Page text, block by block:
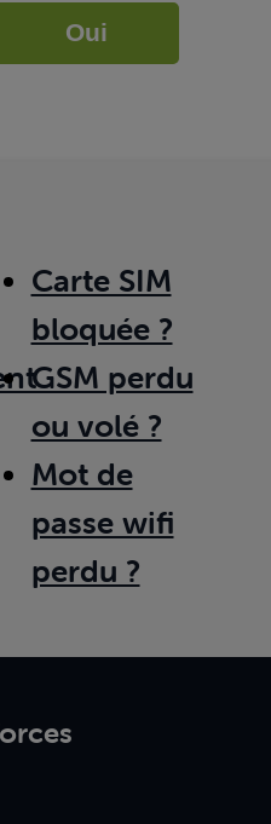
Oui
Carte SIM
bloquée ?
GSM perdu
ou volé ?
Mot de
passe wifi
perdu ?